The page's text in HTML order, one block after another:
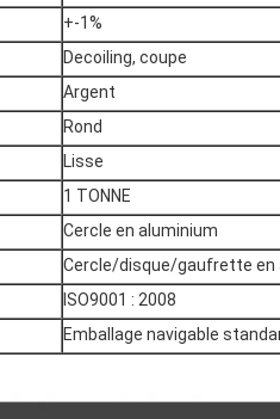
+-1%
Decoiling, coupe
Argent
Rond
Lisse
1 TONNE
Cercle en aluminium
Cercle/disque/gaufrette en
ISO9001 : 2008
Emballage navigable